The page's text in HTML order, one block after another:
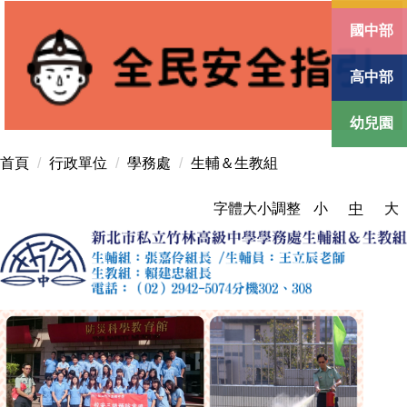
國中部
高中部
幼兒園
首頁 行政單位 學務處 生輔＆生教組
字體大小調整 小 中 大